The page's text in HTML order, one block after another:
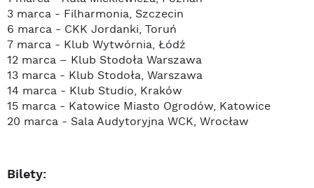
3 marca - Filharmonia, Szczecin
6 marca - CKK Jordanki, Toruń
7 marca - Klub Wytwórnia, Łódź
12 marca – Klub Stodoła Warszawa
13 marca - Klub Stodoła, Warszawa
14 marca - Klub Studio, Kraków
15 marca - Katowice Miasto Ogrodów, Katowice
20 marca - Sala Audytoryjna WCK, Wrocław
Bilety: